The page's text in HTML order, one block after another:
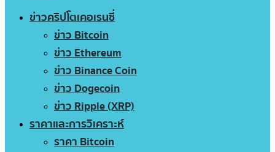
ข่าวคริปโตเคอเรนซี่
ข่าว Bitcoin
ข่าว Ethereum
ข่าว Binance Coin
ข่าว Dogecoin
ข่าว Ripple (XRP)
ราคาและการวิเคราะห์
ราคา Bitcoin